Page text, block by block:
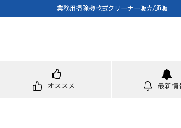
業務用掃除機乾式クリーナー販売/通販
オススメ 最新情